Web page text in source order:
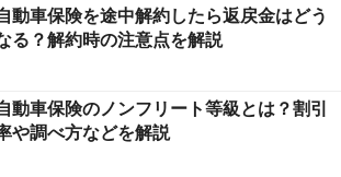
動車保険を途中解約したら返戻金はどう
る？解約時の注意点を解説
動車保険のノンフリート等級とは？割引
や調べ方などを解説